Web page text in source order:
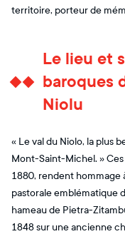
territoire, porteur de
Le lieu et
baroques
Niolu
« Le val du Niolo, la plus
Mont-Saint-Michel. »
1880, rendent hommage
pastorale emblématique
hameau de Pietra-
1848 sur une ancienne